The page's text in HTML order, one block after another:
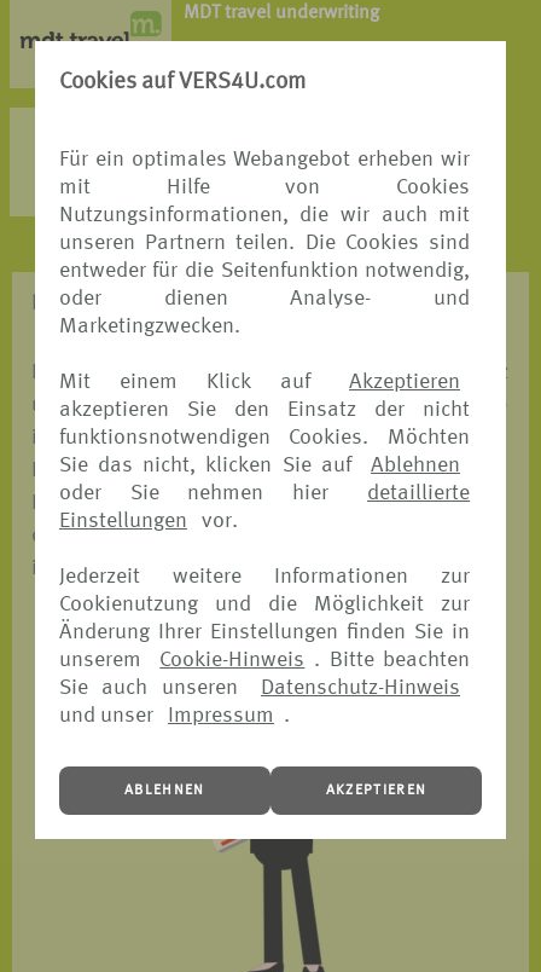
Cookies auf VERS4U.com
Für ein optimales Webangebot erheben wir
mit Hilfe von Cookies
Nutzungsinformationen, die wir auch mit
unseren Partnern teilen. Die Cookies sind
entweder für die Seitenfunktion notwendig,
oder dienen Analyse- und
Marketingzwecken.
Mit einem Klick auf
Akzeptieren
akzeptieren Sie den Einsatz der nicht
funktionsnotwendigen Cookies. Möchten
Sie das nicht, klicken Sie auf
Ablehnen
oder Sie nehmen hier
detaillierte
Einstellungen
vor.
Jederzeit weitere Informationen zur
Cookienutzung und die Möglichkeit zur
Änderung Ihrer Einstellungen finden Sie in
unserem
Cookie-Hinweis . Bitte beachten
Sie auch unseren
Datenschutz-Hinweis
und unser
Impressum .
ABLEHNEN AKZEPTIEREN
MDT travel underwriting
MEHR DETAILS >
REISESCHUTZ - WAS BRAUCHE ICH?
Entscheiden Sie, mit welchem Versicherungsschutz
und mit welchem unserer Versicherungspartner Sie
in den Urlaub fahren möchten. Wir ermöglichen
Ihnen einen automatischen Preis-und
Leistungsvergleich, bei dem Sie auf einen Blick
erkennen, welches Angebot das Passende für Sie
ist.